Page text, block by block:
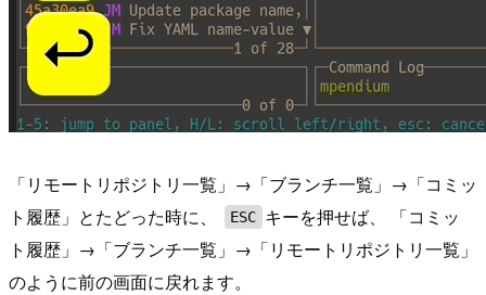
「リモートリポジトリ一覧」→「ブランチ一覧」→「コミッ
ト履歴」とたどった時に、
ESC キーを押せば、 「コミッ
ト履歴」→「ブランチ一覧」→「リモートリポジトリ一覧」
のように前の画面に戻れます。